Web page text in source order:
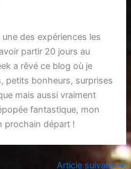
une des expériences les
partir 20 jours au
a rêvé ce blog où je
petits bonheurs, surprises
mais aussi vraiment
fantastique, mon
prochain départ !
Article suivant→